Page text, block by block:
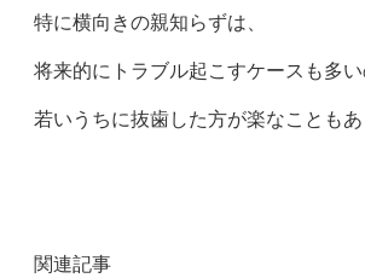
特に横向きの親知らずは、
将来的にトラブル起こすケースも多い
若いうちに抜歯した方が楽なことも
関連記事